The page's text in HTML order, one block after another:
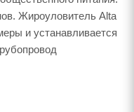
Жироуловитель Alta
и устанавливается